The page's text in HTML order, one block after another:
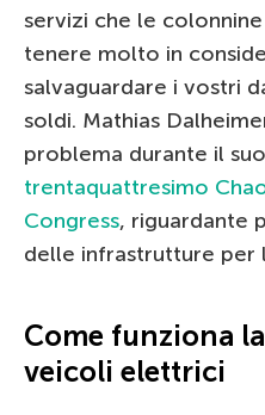
servizi che le
tenere molto in
salvaguardare i vostri
soldi. Mathias
problema durante il
trentaquattresimo
Congress, riguardante
delle infrastrutture
Come funziona
veicoli elettrici